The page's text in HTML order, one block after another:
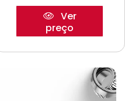
Ver
preço